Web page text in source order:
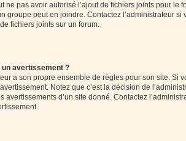
ne pas avoir autorisé l’ajout de fichiers joints pour le
groupe peut en joindre. Contactez l’administrateur
fichiers joints sur un forum.
un avertissement ?
a son propre ensemble de règles pour son site. Si
Notez que c’est la décision de
avertissements d’un site donné. Contactez